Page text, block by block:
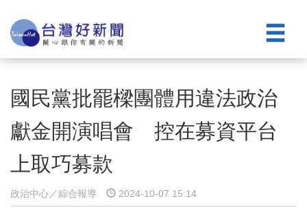
國民黨批罷樑團體用違法政治
獻金開演唱會 控在募資平台
上取巧募款
政治中心／綜合報導 2024-10-07 15:14